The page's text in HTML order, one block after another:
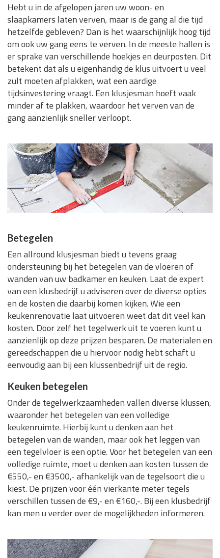
Hebt u in de afgelopen jaren uw woon- en
slaapkamers laten verven, maar is de gang al die tijd
hetzelfde gebleven? Dan is het waarschijnlijk hoog tijd
om ook uw gang eens te verven. In de meeste hallen is
er sprake van verschillende hoekjes en deurposten. Dit
betekent dat als u eigenhandig de klus uitvoert u veel
zult moeten afplakken, wat een aardige
tijdsinvestering vraagt. Een klusjesman hoeft vaak
minder af te plakken, waardoor het verven van de
gang aanzienlijk sneller verloopt.
Betegelen
Een allround klusjesman biedt u tevens graag
ondersteuning bij het betegelen van de vloeren of
wanden van uw badkamer en keuken. Laat de expert
van een klusbedrijf u adviseren over de diverse opties
en de kosten die daarbij komen kijken. Wie een
keukenrenovatie laat uitvoeren weet dat dit veel kan
kosten. Door zelf het tegelwerk uit te voeren kunt u
aanzienlijk op deze prijzen besparen. De materialen en
gereedschappen die u hiervoor nodig hebt schaft u
eenvoudig aan bij een klussenbedrijf uit de regio.
Keuken betegelen
Onder de tegelwerkzaamheden vallen diverse klussen,
waaronder het betegelen van een volledige
keukenruimte. Hierbij kunt u denken aan het
betegelen van de wanden, maar ook het leggen van
een tegelvloer is een optie. Voor het betegelen van een
volledige ruimte, moet u denken aan kosten tussen de
€550,- en €3500,- afhankelijk van de tegelsoort die u
kiest. De prijzen voor één vierkante meter tegels
verschillen tussen de €9,- en €160,-. Bij een klusbedrijf
kan men u verder over de mogelijkheden informeren.